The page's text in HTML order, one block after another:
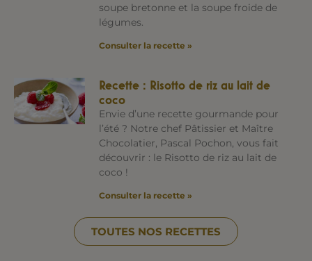
soupe bretonne et la soupe froide de
légumes.
Consulter la recette »
Recette : Risotto de riz au lait de
coco
Envie d’une recette gourmande pour
l’été ? Notre chef Pâtissier et Maître
Chocolatier, Pascal Pochon, vous fait
découvrir : le Risotto de riz au lait de
coco !
Consulter la recette »
TOUTES NOS RECETTES